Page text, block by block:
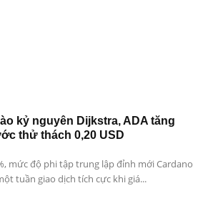
kỷ nguyên Dijkstra, ADA tăng
thử thách 0,20 USD
mức độ phi tập trung lập đỉnh mới Cardano
tuần giao dịch tích cực khi giá...